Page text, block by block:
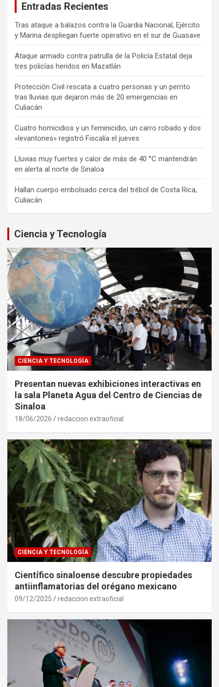
Entradas Recientes
Tras ataque a balazos contra la Guardia Nacional, Ejército
y Marina despliegan fuerte operativo en el sur de Guasave
Ataque armado contra patrulla de la Policía Estatal deja
tres policías heridos en Mazatlán
Protección Civil rescata a cuatro personas y un perrito
tras lluvias que dejaron más de 20 emergencias en
Culiacán
Cuatro homicidios y un feminicidio, un carro robado y dos
«levantones» registró Fiscalía el jueves
Lluvias muy fuertes y calor de más de 40 °C mantendrán
en alerta al norte de Sinaloa
Hallan cuerpo embolsado cerca del trébol de Costa Rica,
Culiacán
Ciencia y Tecnología
CIENCIA Y TECNOLOGÍA
Presentan nuevas exhibiciones interactivas en
la sala Planeta Agua del Centro de Ciencias de
Sinaloa
18/06/2026 redaccion extraoficial
CIENCIA Y TECNOLOGÍA
Científico sinaloense descubre propiedades
antiinflamatorias del orégano mexicano
09/12/2025 redaccion extraoficial